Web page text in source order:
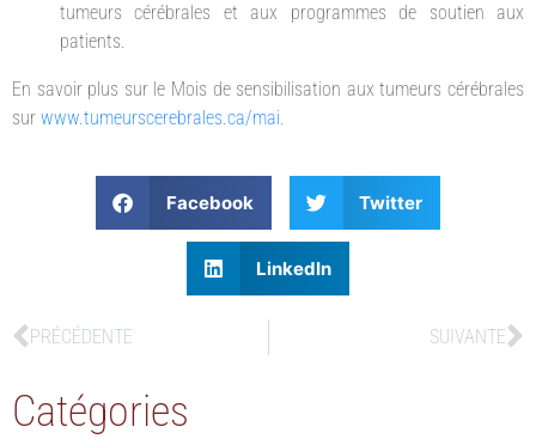
tumeurs cérébrales et aux programmes de soutien aux
patients.
En savoir plus sur le Mois de sensibilisation aux tumeurs cérébrales
sur www.tumeurscerebrales.ca/mai.
Facebook Twitter
LinkedIn
PRÉCÉDENTE SUIVANTE
Catégories